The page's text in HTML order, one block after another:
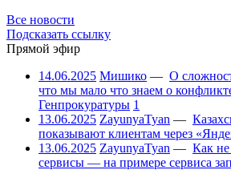
Все новости
Подсказать ссылку
Прямой эфир
14.06.2025 Мишико — О
что мы мало что знаем о
Генпрокуратуры 1
13.06.2025 ZayunyaTyan —
показывают клиентам через
13.06.2025 ZayunyaTyan — Как не
сервисы — на примере сервиса